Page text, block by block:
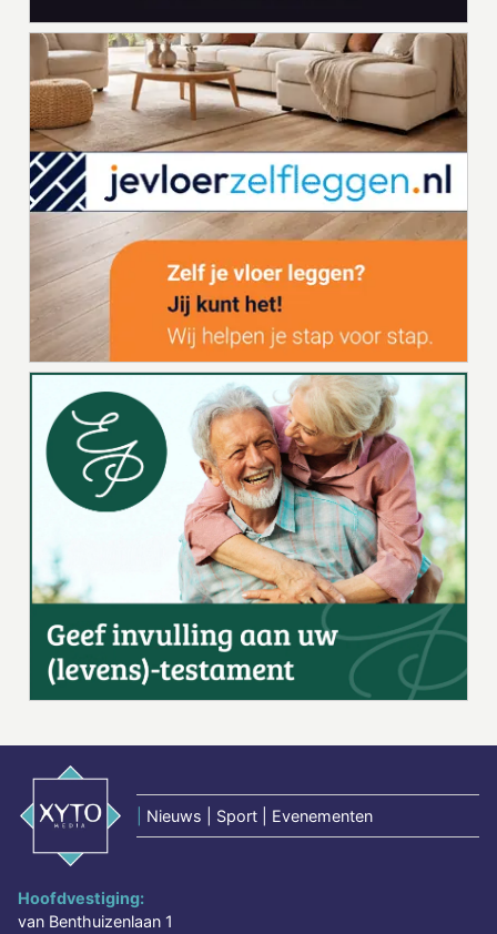
Nieuws | Sport | Evenementen
Hoofdvestiging:
van Benthuizenlaan 1